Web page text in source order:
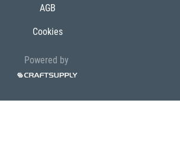
AGB
Cookies
Powered by